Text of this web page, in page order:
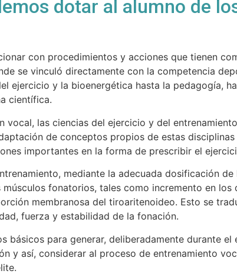
dotar al alumno de
con procedimientos y acciones que tienen
se vinculó directamente con la competencia
ejercicio y la bioenergética hasta la pedagogía,
científica.
vocal, las ciencias del ejercicio y del
de conceptos propios de estas
importantes en la forma de prescribir el
mediante la adecuada dosificación
fonatorios, tales como incremento en
membranosa del tiroaritenoideo. Esto se
fuerza y estabilidad de la fonación.
básicos para generar, deliberadamente durante
y así, considerar al proceso de entrenamiento